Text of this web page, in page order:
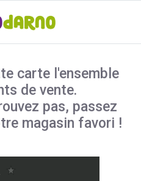
carte l'ensemble
de vente.
pas, passez
magasin favori !